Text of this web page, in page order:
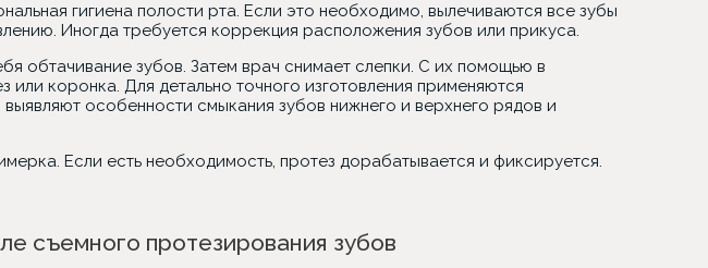
гигиена полости рта. Если это необходимо, вылечиваются все зубы
Иногда требуется коррекция расположения зубов или прикуса.
обтачивание зубов. Затем врач снимает слепки. С их помощью в
или коронка. Для детально точного изготовления применяются
особенности смыкания зубов нижнего и верхнего рядов и
Если есть необходимость, протез дорабатывается и фиксируется.
съемного протезирования зубов